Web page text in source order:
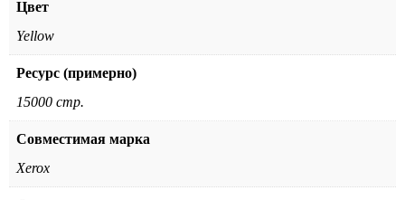
Цвет
Yellow
Ресурс (примерно)
15000 стр.
Совместимая марка
Xerox